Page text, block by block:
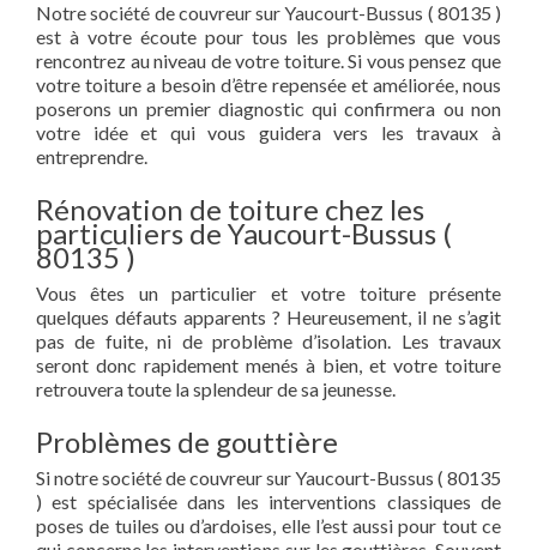
Notre société de couvreur sur Yaucourt-Bussus ( 80135 )
est à votre écoute pour tous les problèmes que vous
rencontrez au niveau de votre toiture. Si vous pensez que
votre toiture a besoin d’être repensée et améliorée, nous
poserons un premier diagnostic qui confirmera ou non
votre idée et qui vous guidera vers les travaux à
entreprendre.
Rénovation de toiture chez les
particuliers de Yaucourt-Bussus (
80135 )
Vous êtes un particulier et votre toiture présente
quelques défauts apparents ? Heureusement, il ne s’agit
pas de fuite, ni de problème d’isolation. Les travaux
seront donc rapidement menés à bien, et votre toiture
retrouvera toute la splendeur de sa jeunesse.
Problèmes de gouttière
Si notre société de couvreur sur Yaucourt-Bussus ( 80135
) est spécialisée dans les interventions classiques de
poses de tuiles ou d’ardoises, elle l’est aussi pour tout ce